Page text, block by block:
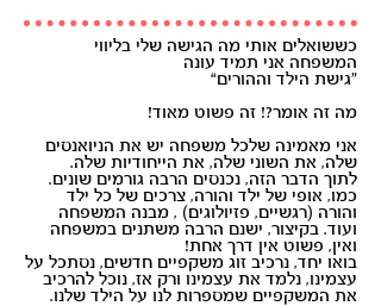
כששואלים אותי מה הגישה שלי בליווי
המשפחה אני תמיד עונה
”גישת הילד וההורים“
מה זה אומר?! זה פשוט מאוד!
אני מאמינה שלכל משפחה יש את הניואנסים
שלה, את השוני שלה, את הייחודיות שלה.
לתוך הדבר הזה, נכנסים הרבה גורמים שונים.
כמו, אופי של ילד והורה, צרכים של כל ילד
והורה (רגשיים, פזיולוגים) , מבנה המשפחה
ועוד. בקיצור, ישנם הרבה משתנים במשפחה
ואין, פשוט אין דרך אחת!
בואו יחד, נרכיב זוג משקפיים חדשים, נסתכל על
עצמינו, נלמד את עצמינו ורק אז, נוכל להרכיב
את המשקפיים שמספרות לנו על הילד שלנו.